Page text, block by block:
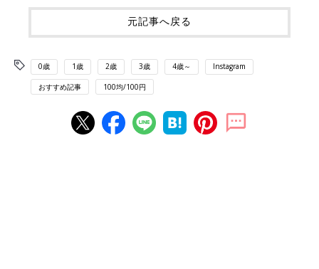
元記事へ戻る
0歳 1歳 2歳 3歳 4歳～ Instagram
おすすめ記事 100均/100円